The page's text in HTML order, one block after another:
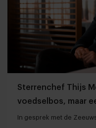
Sterrenchef Thijs
voedselbos, maar
In gesprek met de